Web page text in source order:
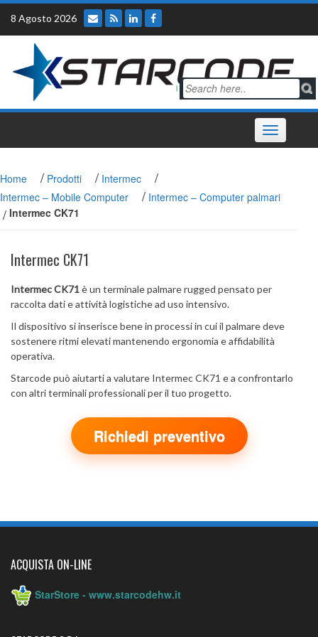
Skip
content
8 Agosto 2026
Toggle
navigation
Home / Prodotti / Intermec /
Intermec – Mobile Computer / Intermec – Computer palmari
/ Intermec CK71
Intermec CK71
Intermec CK71è un terminale palmare rugged pensato per
raccolta dati e attività logistiche ad uso intensivo.
Il dispositivo si inserisce bene in processi in cui il palmare deve
sostenere ritmi elevati mantenendo ergonomia e affidabilità
operativa.
Starcode può aiutarti a valutare Intermec CK71 e a confrontarlo
con altri terminali professionali per il tuo progetto.
Richiedi preventivo
ACQUISTA ON-LINE
StarStore - www.starcodehw.it